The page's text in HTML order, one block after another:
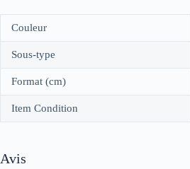
Couleur
Sous-type
Format (cm)
Item Condition
Avis